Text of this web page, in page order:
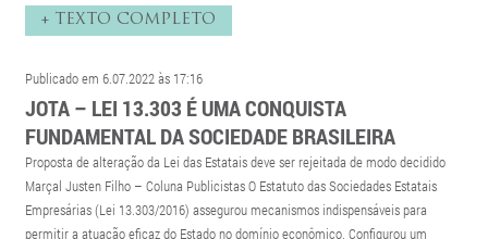
+ TEXTO COMPLETO
Publicado em 6.07.2022 às 17:16
JOTA – LEI 13.303 É UMA CONQUISTA
FUNDAMENTAL DA SOCIEDADE BRASILEIRA
Proposta de alteração da Lei das Estatais deve ser rejeitada de modo decidido
Marçal Justen Filho – Coluna Publicistas O Estatuto das Sociedades Estatais
Empresárias (Lei 13.303/2016) assegurou mecanismos indispensáveis para
permitir a atuação eficaz do Estado no domínio econômico. Configurou um